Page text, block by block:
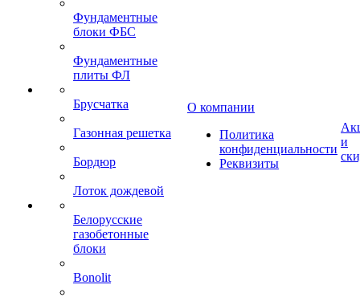
Фундаментные
блоки ФБС
Фундаментные
плиты ФЛ
Брусчатка
Газонная решетка
Бордюр
Лоток дождевой
Белорусские
газобетонные
блоки
Bonolit
О компании
Политика
конфиденциальности
Реквизиты
и